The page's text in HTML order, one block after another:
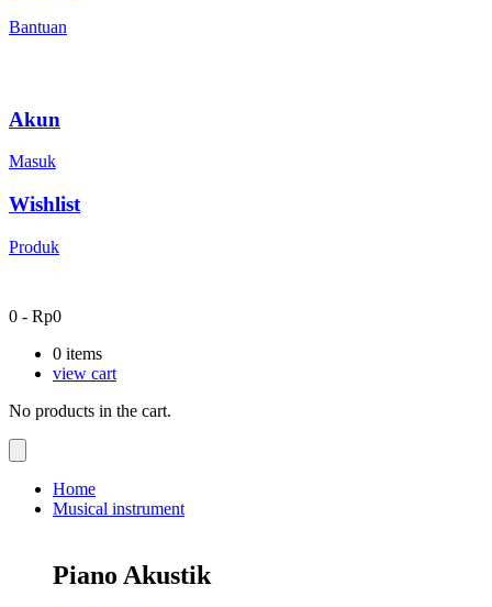
Bantuan
Akun
Masuk
Wishlist
Produk
0 - Rp0
0 items
view cart
No products in the cart.
Home
Musical instrument
Piano Akustik